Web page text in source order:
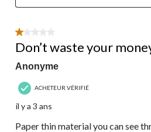
1 étoile(s) sur 5.
Don’t waste your
Anonyme
ACHETEUR VÉRIFIÉ
il y a 3 ans
Paper thin material you can see